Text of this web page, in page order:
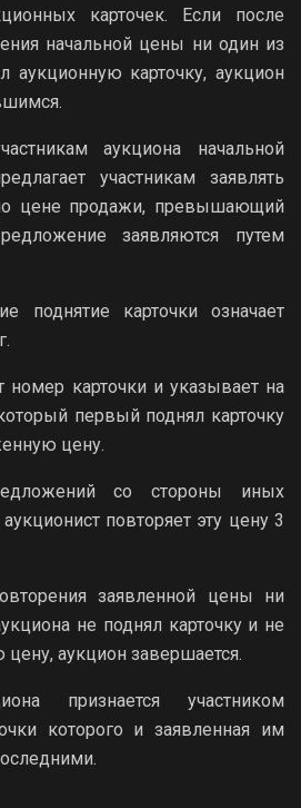
карточек. Если после
начальной цены ни один из
аукционную карточку, аукцион
аукциона начальной
участникам заявлять
цене продажи, превышающий
заявляются путем
поднятие карточки означает
номер карточки и указывает на
первый поднял карточку
цену.
со стороны иных
повторяет эту цену 3
заявленной цены ни
не поднял карточку и не
аукцион завершается.
признается участником
которого и заявленная им